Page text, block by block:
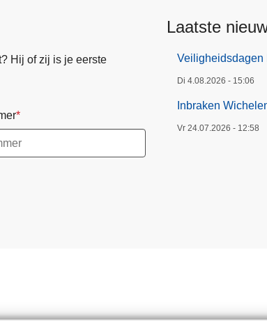
Hij of zij is je eerste
Laatste
Veiligheidsdagen
Di 4.08.2026 - 15:06
Inbraken
Vr 24.07.2026 - 12:58